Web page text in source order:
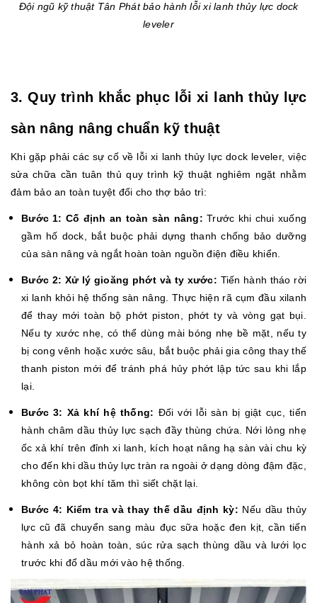
Đội ngũ kỹ thuật Tân Phát bảo hành lỗi xi lanh thủy lực dock
leveler
3. Quy trình khắc phục lỗi xi lanh thủy lực
sàn nâng nâng chuẩn kỹ thuật
Khi gặp phải các sự cố về lỗi xi lanh thủy lực dock leveler, việc
sửa chữa cần tuân thủ quy trình kỹ thuật nghiêm ngặt nhằm
đảm bảo an toàn tuyệt đối cho thợ bảo trì:
Bước 1: Cố định an toàn sàn nâng: Trước khi chui xuống
gầm hố dock, bắt buộc phải dựng thanh chống bảo dưỡng
của sàn nâng và ngắt hoàn toàn nguồn điện điều khiển.
Bước 2: Xử lý gioăng phớt và ty xước: Tiến hành tháo rời
xi lanh khỏi hệ thống sàn nâng. Thực hiện rã cụm đầu xilanh
để thay mới toàn bộ phớt piston, phớt ty và vòng gạt bụi.
Nếu ty xước nhẹ, có thể dùng mài bóng nhẹ bề mặt, nếu ty
bị cong vênh hoặc xước sâu, bắt buộc phải gia công thay thế
thanh piston mới để tránh phá hủy phớt lập tức sau khi lắp
lại.
Bước 3: Xả khí hệ thống: Đối với lỗi sàn bị giật cục, tiến
hành châm dầu thủy lực sạch đầy thùng chứa. Nới lỏng nhẹ
ốc xả khí trên đỉnh xi lanh, kích hoạt nâng hạ sàn vài chu kỳ
cho đến khi dầu thủy lực tràn ra ngoài ở dạng dòng đậm đặc,
không còn bọt khí tăm thì siết chặt lại.
Bước 4: Kiểm tra và thay thế dầu định kỳ: Nếu dầu thủy
lực cũ đã chuyển sang màu đục sữa hoặc đen kịt, cần tiến
hành xả bỏ hoàn toàn, súc rửa sạch thùng dầu và lưới lọc
trước khi đổ dầu mới vào hệ thống.